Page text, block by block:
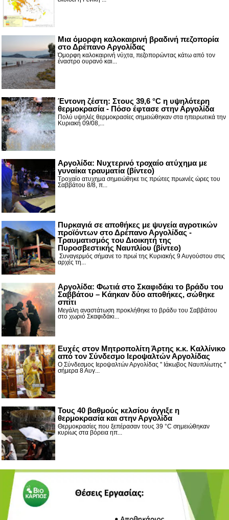
Μια όμορφη καλοκαιρινή βραδινή πεζοπορία
στο Δρέπανο Αργολίδας
Όμορφη καλοκαιρινή νύχτα, πεζοπορώντας κάτω από τον
έναστρο ουρανό και...
Έντονη ζέστη: Στους 39,6 °C η υψηλότερη
θερμοκρασία - Πόσο έφτασε στην Αργολίδα
Πολύ υψηλές θερμοκρασίες σημειώθηκαν στα ηπειρωτικά την
Κυριακή 09/08,...
Αργολίδα: Νυχτερινό τροχαίο ατύχημα με
γυναίκα τραυματία (βίντεο)
Τροχαίο ατυχημα σημειώθηκε τις πρώτες πρωινές ώρες του
Σαββάτου 8/8, π...
Πυρκαγιά σε αποθήκες με ψυγεία αγροτικών
προϊόντων στο Δρέπανο Αργολίδας -
Τραυματισμός του Διοικητή της
Πυροσβεστικής Ναυπλίου (βίντεο)
Συναγερμός σήμανε το πρωί της Κυριακής 9 Αυγούστου στις
αρχές τη...
Αργολίδα: Φωτιά στο Σκαφιδάκι το βράδυ του
Σαββάτου – Κάηκαν δύο αποθήκες, σώθηκε
σπίτι
Μεγάλη αναστάτωση προκλήθηκε το βράδυ του Σαββάτου
στο χωριό Σκαφιδάκι...
Ευχές στον Μητροπολίτη Άρτης κ.κ. Καλλίνικο
από τον Σύνδεσμο Ιεροψαλτών Αργολίδας
Ο Σύνδεσμος Ιεροψαλτών Αργολίδας '' Ιάκωβος Ναυπλίωτης ''
σήμερα 8 Αυγ...
Τους 40 βαθμούς κελσίου άγγιξε η
θερμοκρασία και στην Αργολίδα
Θερμοκρασίες που ξεπέρασαν τους 39 °C σημειώθηκαν
κυρίως στα βόρεια ηπ...